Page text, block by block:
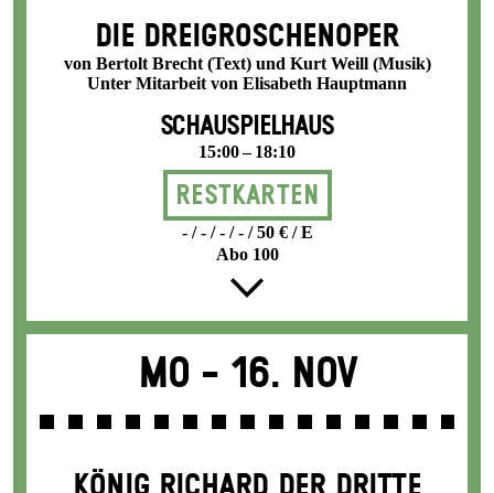
DIE DREI­GROSCHEN­OPER
von Bertolt Brecht (Text) und Kurt Weill (Musik)
Unter Mitarbeit von Elisabeth Hauptmann
SCHAUSPIELHAUS
15:00 – 18:10
Restkarten
- / - / - / - / 50 € / E
Abo 100
Mo - 16. Nov